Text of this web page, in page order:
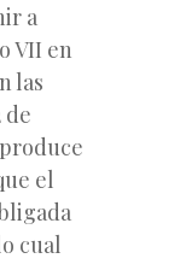
a
VII en
las
de
el
cual